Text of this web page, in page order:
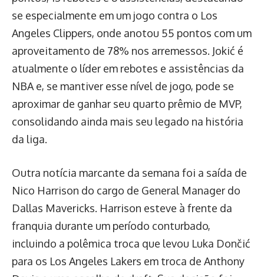
se especialmente em um jogo contra o Los
Angeles Clippers, onde anotou 55 pontos com um
aproveitamento de 78% nos arremessos. Jokić é
atualmente o líder em rebotes e assistências da
NBA e, se mantiver esse nível de jogo, pode se
aproximar de ganhar seu quarto prêmio de MVP,
consolidando ainda mais seu legado na história
da liga.
Outra notícia marcante da semana foi a saída de
Nico Harrison do cargo de General Manager do
Dallas Mavericks. Harrison esteve à frente da
franquia durante um período conturbado,
incluindo a polêmica troca que levou Luka Dončić
para os Los Angeles Lakers em troca de Anthony